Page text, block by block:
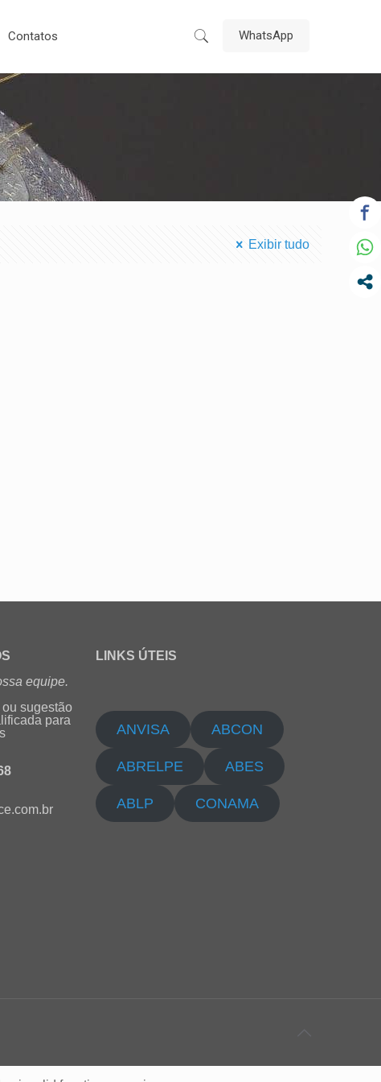
Contatos WhatsApp
Exibir tudo
equipe.
sugestão
para
LINKS ÚTEIS
ANVISA ABCON
ABRELPE ABES
ABLP CONAMA